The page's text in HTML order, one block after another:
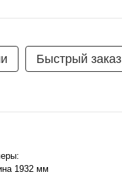
Быстрый заказ
1932 мм